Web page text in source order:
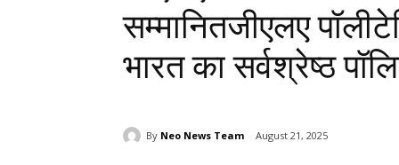
सम्मानितजीएलए
भारत का सर्वश्रेष्ठ
By Neo News Team August 21, 2025